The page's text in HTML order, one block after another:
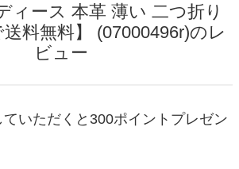
ィース 本革 薄い 二つ折り
送料無料】 (07000496r)のレ
ビュー
いただくと300ポイントプレゼン